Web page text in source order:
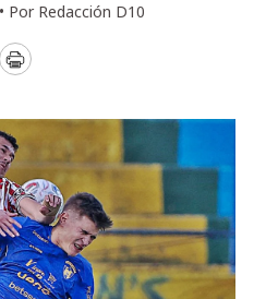
Por Redacción D10
Print